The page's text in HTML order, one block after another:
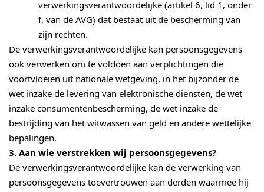
verwerkingsverantwoordelijke (artikel 6, lid 1, onder
f, van de AVG) dat bestaat uit de bescherming van
zijn rechten.
De verwerkingsverantwoordelijke kan persoonsgegevens
ook verwerken om te voldoen aan verplichtingen die
voortvloeien uit nationale wetgeving, in het bijzonder de
wet inzake de levering van elektronische diensten, de wet
inzake consumentenbescherming, de wet inzake de
bestrijding van het witwassen van geld en andere wettelijke
bepalingen.
3. Aan wie verstrekken wij persoonsgegevens?
De verwerkingsverantwoordelijke kan de verwerking van
persoonsgegevens toevertrouwen aan derden waarmee hij